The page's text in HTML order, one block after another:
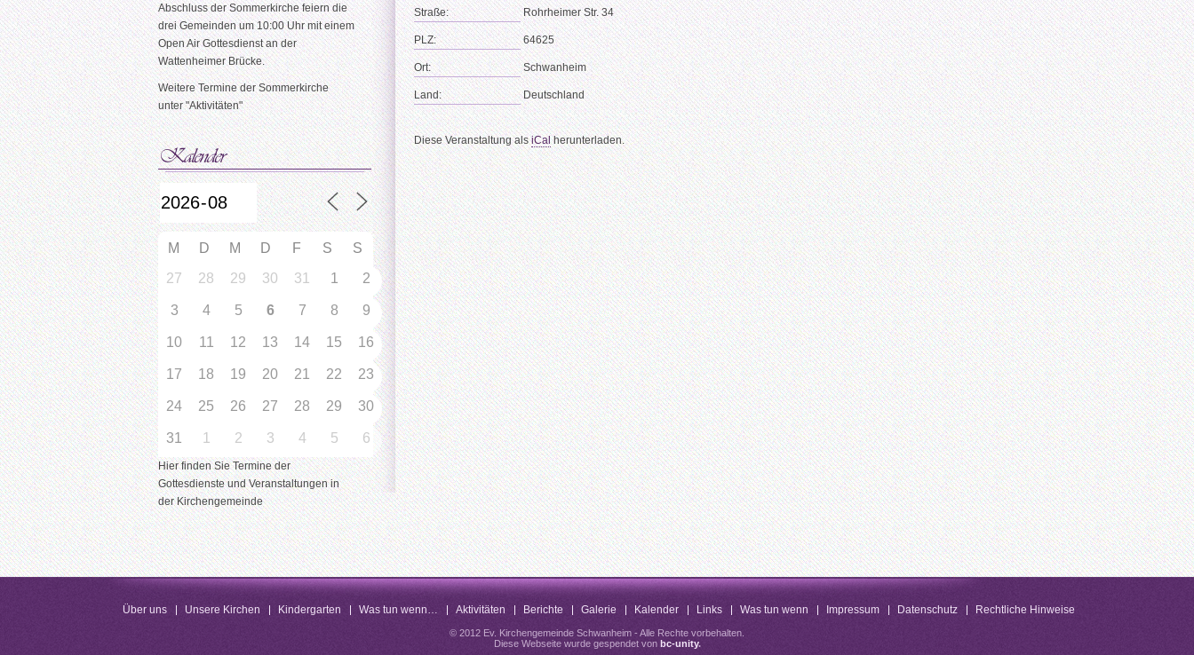
Straße: Rohrheimer Str. 34
PLZ: 64625
Ort: Schwanheim
Land: Deutschland
Diese Veranstaltung alsiCal herunterladen.
Abschluss der Sommerkirche feiern die
drei Gemeinden um 10:00 Uhr mit einem
Open Air Gottesdienst an der
Wattenheimer Brücke.
Weitere Termine der Sommerkirche
unter "Aktivitäten"
M D M D F S
S
27
28 29 30 31 1 2
3 4 5 6 7 8 9
10 11 12 13 14 15 16
17 18 19 20 21 22 23
24 25 26 27 28 29 30
31 1 2 3 4 5 6
Hier finden Sie Termine der
Gottesdienste und Veranstaltungen in
der Kirchengemeinde
Über uns Unsere Kirchen Kindergarten Was tun wenn… Aktivitäten Berichte Galerie Kalender Links Was tun wenn Impressum Datenschutz Rechtliche Hinweise
© 2012 Ev. Kirchengemeinde Schwanheim - Alle Rechte vorbehalten.
Diese Webseite wurde gespendet von bc-unity.